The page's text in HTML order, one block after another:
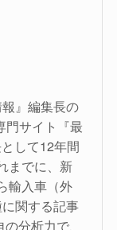
』編集長の
門サイト『最
して12年間
までに、新
輸入車（外
関する記事
分析力で、